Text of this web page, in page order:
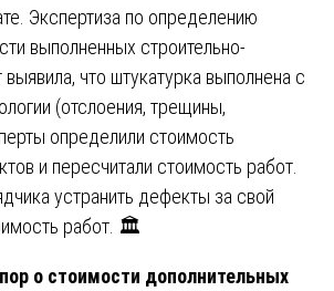
Экспертиза по определению
выполненных строительно-
что штукатурка выполнена с
(отслоения, трещины,
определили стоимость
и пересчитали стоимость работ.
устранить дефекты за свой
работ. 🏛️
о стоимости дополнительных